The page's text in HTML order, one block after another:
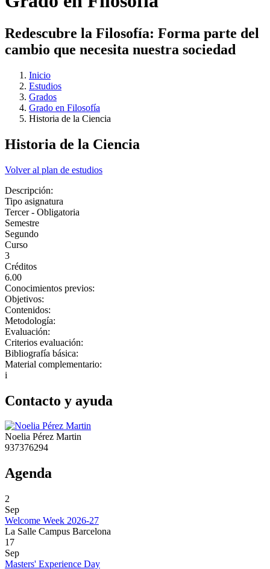
Redescubre la Filosofía: Forma parte del
cambio que necesita nuestra sociedad
Inicio
Estudios
Grados
Grado en Filosofía
Historia de la Ciencia
Historia de la Ciencia
Volver al plan de estudios
Descripción:
Tipo asignatura
Tercer - Obligatoria
Semestre
Segundo
Curso
3
Créditos
6.00
Conocimientos previos:
Objetivos:
Contenidos:
Metodología:
Evaluación:
Criterios evaluación:
Bibliografía básica:
Material complementario:
i
Contacto y ayuda
Noelia Pérez Martin
937376294
Agenda
2
Sep
Welcome Week 2026-27
La Salle Campus Barcelona
17
Sep
Masters' Experience Day